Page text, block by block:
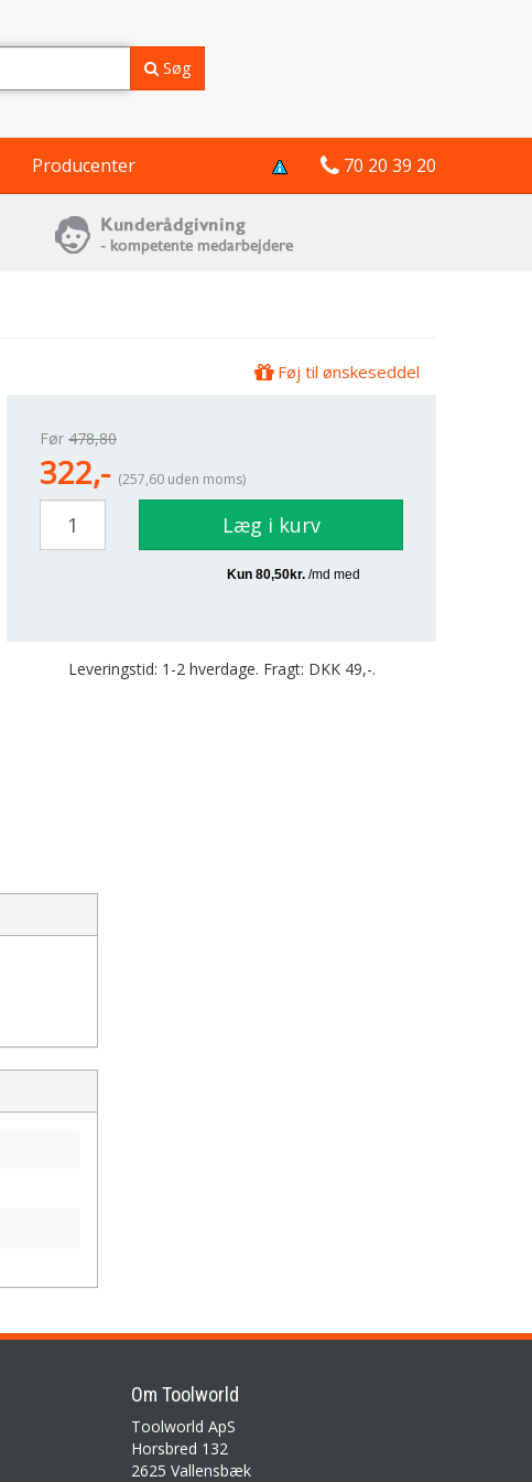
Søg
Producenter 70 20 39 20
Føj til ønskeseddel
Før 478,80
322,- (257,60 uden moms)
Læg i kurv
Leveringstid: 1-2 hverdage. Fragt: DKK 49,-.
Om Toolworld
Toolworld ApS
Horsbred 132
2625 Vallensbæk